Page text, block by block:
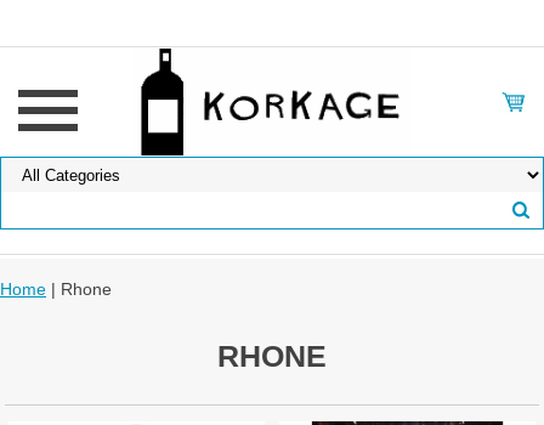
Home | Rhone
RHONE